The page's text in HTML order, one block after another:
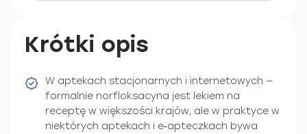
Krótki opis
W aptekach stacjonarnych i internetowych —
formalnie norfloksacyna jest lekiem na
receptę w większości krajów, ale w praktyce w
niektórych aptekach i e‑apteczkach bywa